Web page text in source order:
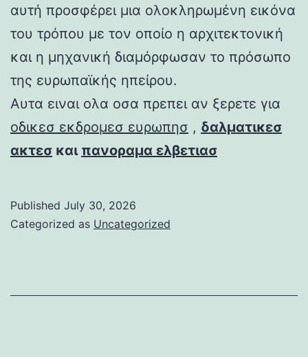
αυτή προσφέρει μια ολοκληρωμένη εικόνα
του τρόπου με τον οποίο η αρχιτεκτονική
και η μηχανική διαμόρφωσαν το πρόσωπο
της ευρωπαϊκής ηπείρου.
Αυτα ειναι ολα οσα πρεπει αν ξερετε για
οδικεσ εκδρομεσ ευρωπησ , δαλματικεσ
ακτεσ και πανοραμα ελβετιασ
Published July 30, 2026
Categorized as Uncategorized